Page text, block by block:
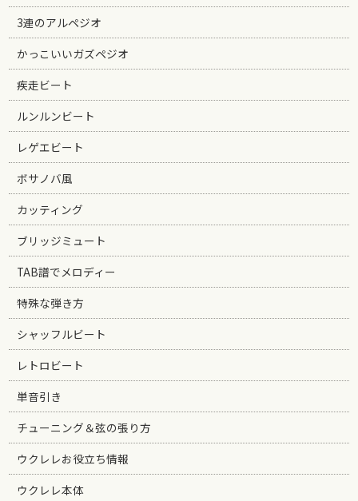
3連のアルペジオ
かっこいいガズペジオ
疾走ビート
ルンルンビート
レゲエビート
ボサノバ風
カッティング
ブリッジミュート
TAB譜でメロディー
特殊な弾き方
シャッフルビート
レトロビート
単音引き
チューニング＆弦の張り方
ウクレレお役立ち情報
ウクレレ本体